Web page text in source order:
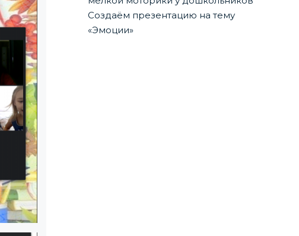
Создаём презентацию на тему
«Эмоции»